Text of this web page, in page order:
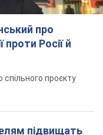
уряд
на
Україні